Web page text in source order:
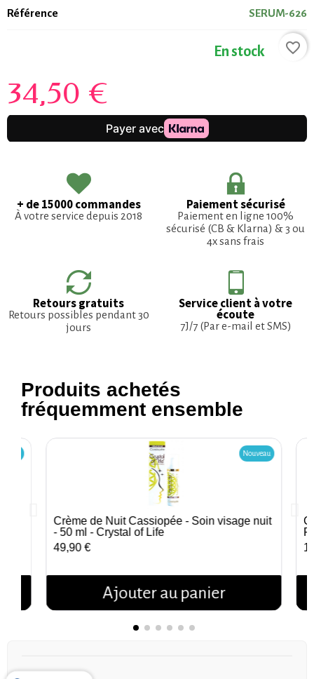
Référence SERUM-626
En stock favorite_border
34,50 €
+ de 15000 commandes
À votre service depuis 2018
Paiement sécurisé
Paiement en ligne 100%
sécurisé (CB & Klarna) & 3 ou
4x sans frais
Retours gratuits
Retours possibles pendant 30
jours
Service client à votre
écoute
7J/7 (Par e-mail et SMS)
Produits achetés
fréquemment ensemble
Aperçu rapide
Nouveau
Crème de Nuit Cassiopée - Soin visage nuit
- 50 ml - Crystal of Life
49,90 €
Ajouter au panier